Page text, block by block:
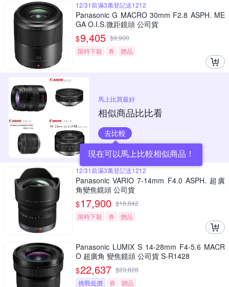
12/31前滿3萬登記送1212
Panasonic G MACRO 30mm F2.8 ASPH. ME
GA O.I.S.微距鏡頭 公司貨
$9,405 $9,900
限時下殺
券 贈品
馬上比買最好
相似商品比比看
去比較
現在可以馬上比較相似商品！
12/31前滿3萬登記送1212
Panasonic VARIO 7-14mm F4.0 ASPH. 超廣
角變焦鏡頭 公司貨
$17,900 $18,842
限時下殺
券 贈品
Panasonic LUMIX S 14-28mm F4-5.6 MACR
O 超廣角 變焦鏡頭 公司貨 S-R1428
$22,637 $23,828
挑戰低價
券 贈品